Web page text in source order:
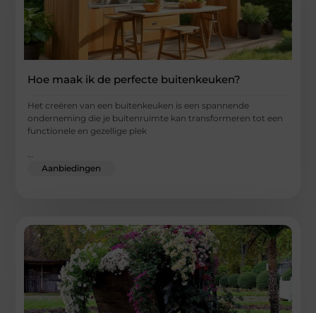
Hoe maak ik de perfecte buitenkeuken?
Het creëren van een buitenkeuken is een spannende
onderneming die je buitenruimte kan transformeren tot een
functionele en gezellige plek
Aanbiedingen